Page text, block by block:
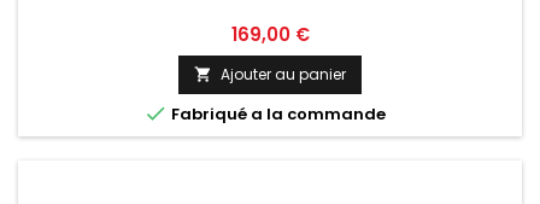
Prix
169,00 €
 Ajouter au panier
 Fabriqué a la commande